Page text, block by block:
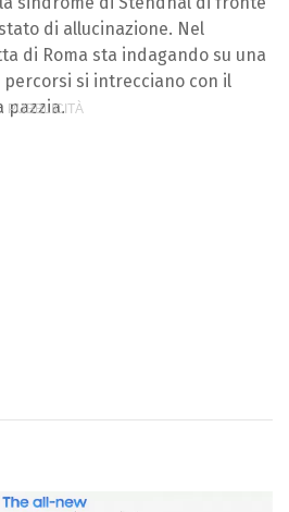
di allucinazione. Nel
di Roma sta indagando su una
percorsi si intrecciano con il
pazzia.